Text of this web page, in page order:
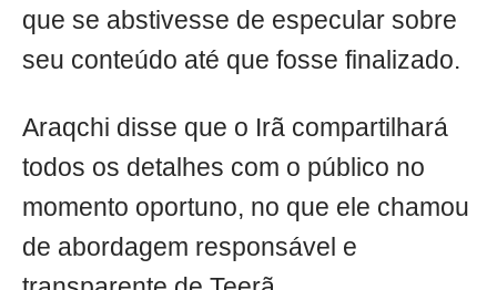
que se abstivesse de especular sobre
seu conteúdo até que fosse finalizado.
Araqchi disse que o Irã compartilhará
todos os detalhes com o público no
momento oportuno, no que ele chamou
de abordagem responsável e